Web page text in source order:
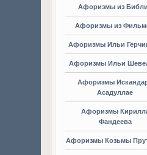
Афоризмы из
Афоризмы из
Афоризмы Ильи
Афоризмы Ильи
Афоризмы
Асадуллае
Афоризмы
Фандеева
Афоризмы Козьмы